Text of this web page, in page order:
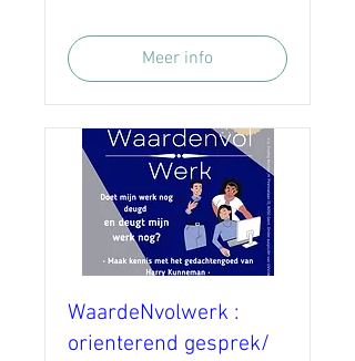
Meer info
WaardeNvolwerk :
orienterend gesprek/